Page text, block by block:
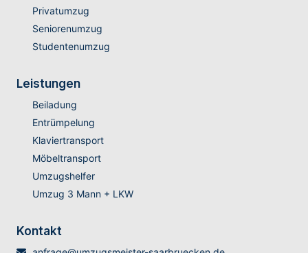
Privatumzug
Seniorenumzug
Studentenumzug
Leistungen
Beiladung
Entrümpelung
Klaviertransport
Möbeltransport
Umzugshelfer
Umzug 3 Mann + LKW
Kontakt